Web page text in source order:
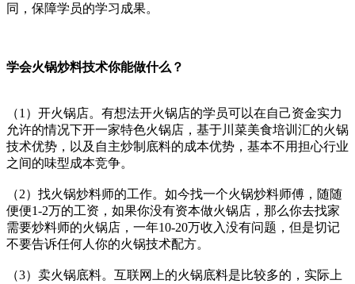
同，保障学员的学习成果。
学会火锅炒料技术你能做什么？
（1）开火锅店。有想法开火锅店的学员可以在自己资金实力
允许的情况下开一家特色火锅店，基于川菜美食培训汇的火锅
技术优势，以及自主炒制底料的成本优势，基本不用担心行业
之间的味型成本竞争。
（2）找火锅炒料师的工作。如今找一个火锅炒料师傅，随随
便便1-2万的工资，如果你没有资本做火锅店，那么你去找家
需要炒料师的火锅店，一年10-20万收入没有问题，但是切记
不要告诉任何人你的火锅技术配方。
（3）卖火锅底料。互联网上的火锅底料是比较多的，实际上